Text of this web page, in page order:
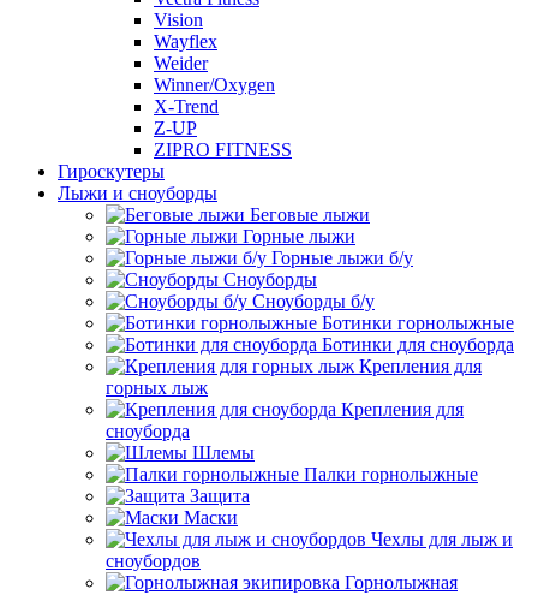
Vision
Wayflex
Weider
Winner/Oxygen
X-Trend
Z-UP
ZIPRO FITNESS
Гироскутеры
Лыжи и сноуборды
Беговые лыжи
Горные лыжи
Горные лыжи б/у
Сноуборды
Сноуборды б/у
Ботинки горнолыжные
Ботинки для сноуборда
Крепления для
горных лыж
Крепления для
сноуборда
Шлемы
Палки горнолыжные
Защита
Маски
Чехлы для лыж и
сноубордов
Горнолыжная